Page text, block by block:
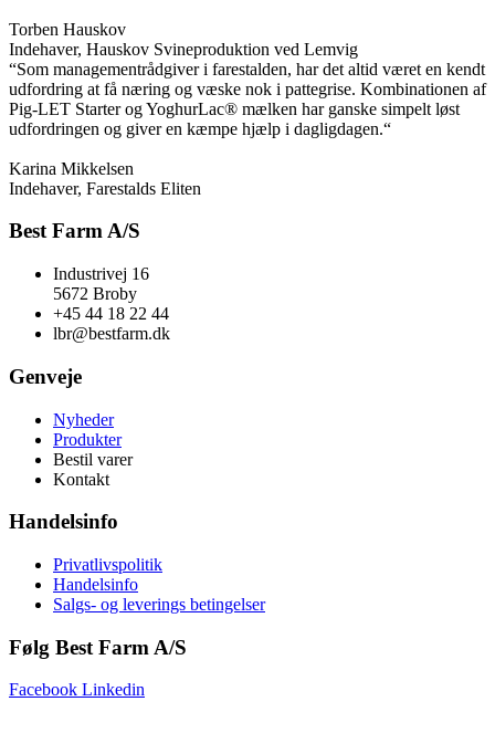
Torben Hauskov
Indehaver, Hauskov Svineproduktion ved Lemvig
“Som managementrådgiver i farestalden, har det altid været en kendt
udfordring at få næring og væske nok i pattegrise. Kombinationen af
Pig-LET Starter og YoghurLac® mælken har ganske simpelt løst
udfordringen og giver en kæmpe hjælp i dagligdagen.“
Karina Mikkelsen
Indehaver, Farestalds Eliten
Best Farm A/S
Industrivej 16
5672 Broby
+45 44 18 22 44
lbr@bestfarm.dk
Genveje
Nyheder
Produkter
Bestil varer
Kontakt
Handelsinfo
Privatlivspolitik
Handelsinfo
Salgs- og leverings betingelser
Følg Best Farm A/S
Facebook Linkedin